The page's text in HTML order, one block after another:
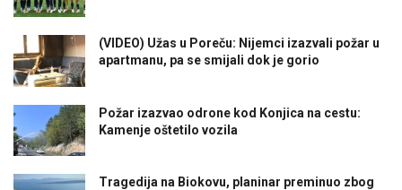
(VIDEO) Užas u Poreču: Nijemci izazvali požar u
apartmanu, pa se smijali dok je gorio
Požar izazvao odrone kod Konjica na cestu:
Kamenje oštetilo vozila
Tragedija na Biokovu, planinar preminuo zbog